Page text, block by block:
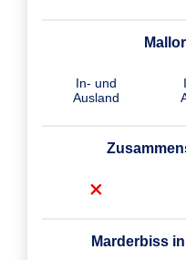
In- und
Ausland
Marderbiss